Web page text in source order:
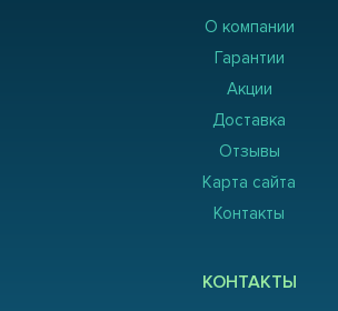
О компании
Гарантии
Акции
Доставка
Отзывы
Карта сайта
Контакты
КОНТАКТЫ